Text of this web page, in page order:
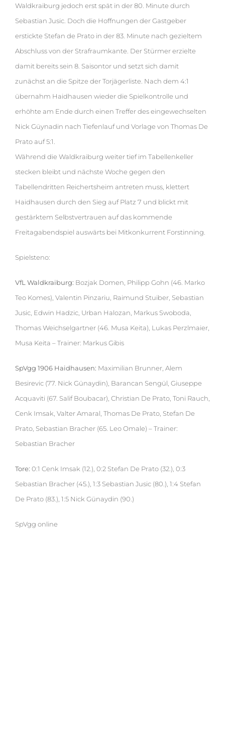
Waldkraiburg jedoch erst spät in der 80. Minute durch
Sebastian Jusic. Doch die Hoffnungen der Gastgeber
erstickte Stefan de Prato in der 83. Minute nach gezieltem
Abschluss von der Strafraumkante. Der Stürmer erzielte
damit bereits sein 8. Saisontor und setzt sich damit
zunächst an die Spitze der Torjägerliste. Nach dem 4:1
übernahm Haidhausen wieder die Spielkontrolle und
erhöhte am Ende durch einen Treffer des eingewechselten
Nick Güynadin nach Tiefenlauf und Vorlage von Thomas De
Prato auf 5:1.
Während die Waldkraiburg weiter tief im Tabellenkeller
stecken bleibt und nächste Woche gegen den
Tabellendritten Reichertsheim antreten muss, klettert
Haidhausen durch den Sieg auf Platz 7 und blickt mit
gestärktem Selbstvertrauen auf das kommende
Freitagabendspiel auswärts bei Mitkonkurrent Forstinning.
Spielsteno:
VfL Waldkraiburg: Bozjak Domen, Philipp Gohn (46. Marko
Teo Komes), Valentin Pinzariu, Raimund Stuiber, Sebastian
Jusic, Edwin Hadzic, Urban Halozan, Markus Swoboda,
Thomas Weichselgartner (46. Musa Keita), Lukas Perzlmaier,
Musa Keita – Trainer: Markus Gibis
SpVgg 1906 Haidhausen: Maximilian Brunner, Alem
Besirevic (77. Nick Günaydin), Barancan Sengül, Giuseppe
Acquaviti (67. Salif Boubacar), Christian De Prato, Toni Rauch,
Cenk Imsak, Valter Amaral, Thomas De Prato, Stefan De
Prato, Sebastian Bracher (65. Leo Omale) – Trainer:
Sebastian Bracher
Tore: 0:1 Cenk Imsak (12.), 0:2 Stefan De Prato (32.), 0:3
Sebastian Bracher (45.), 1:3 Sebastian Jusic (80.), 1:4 Stefan
De Prato (83.), 1:5 Nick Günaydin (90.)
SpVgg online